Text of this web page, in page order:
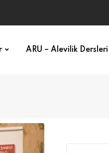
ARU – Alevilik Dersleri